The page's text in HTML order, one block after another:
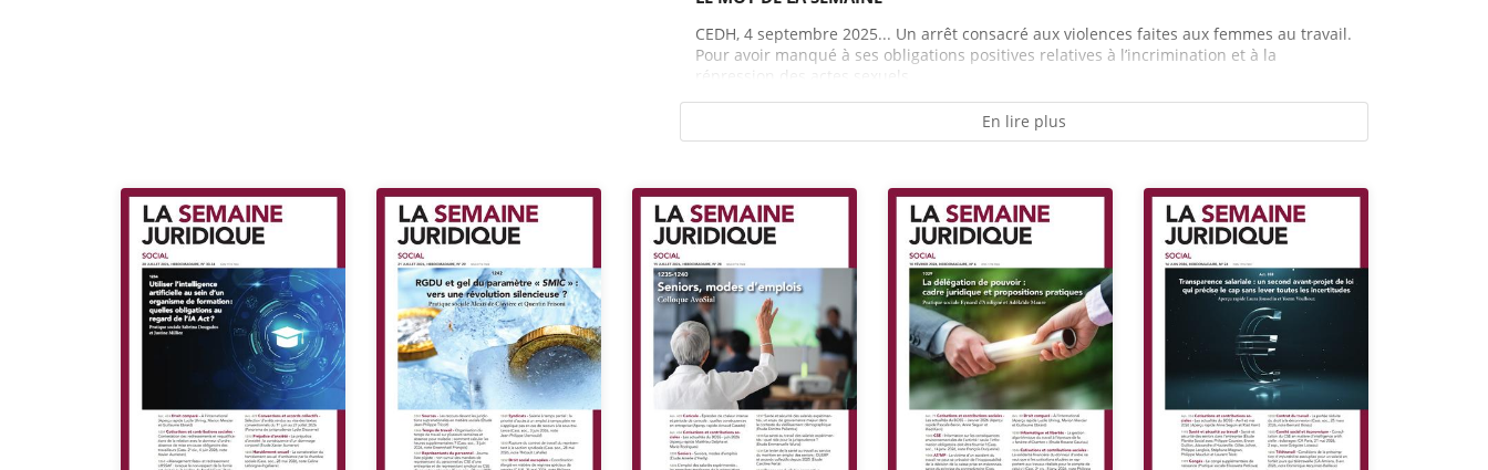
CEDH, 4 septembre 2025... Un arrêt consacré aux violences faites aux femmes au travail.
Pour avoir manqué à ses obligations positives relatives à l’incrimination et à la
répression des actes sexuels...
En lire plus